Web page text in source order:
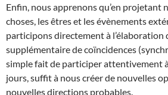
Enfin, nous apprenons qu’en projetant
choses, les êtres et les évènements
participons directement à l’élaboration
supplémentaire de coïncidences
simple fait de participer attentivement
jours, suffit à nous créer de nouvelles
nouvelles directions probables.